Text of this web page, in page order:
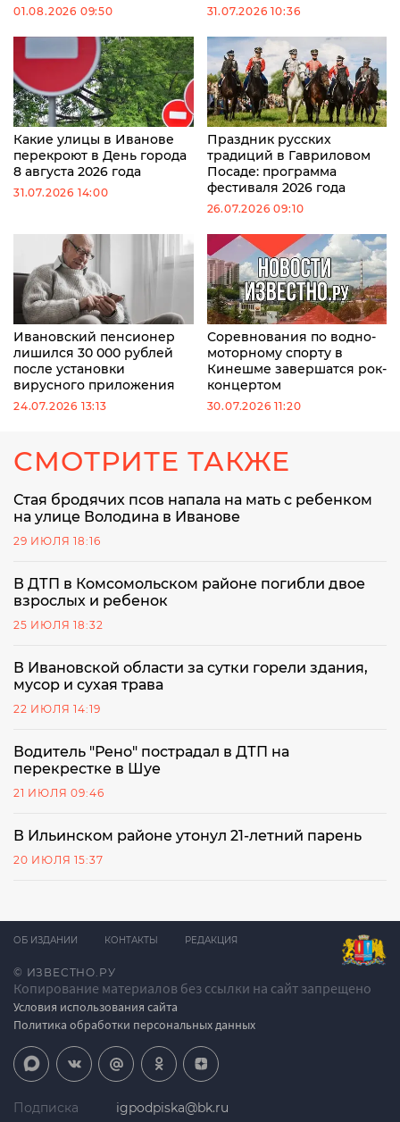
01.08.2026 09:50 31.07.2026 10:36
Какие улицы в Иванове
перекроют в День города
8 августа 2026 года
31.07.2026 14:00
Праздник русских
традиций в Гавриловом
Посаде: программа
фестиваля 2026 года
26.07.2026 09:10
Ивановский пенсионер
лишился 30 000 рублей
после установки
вирусного приложения
24.07.2026 13:13
Соревнования по водно-
моторному спорту в
Кинешме завершатся рок-
концертом
30.07.2026 11:20
СМОТРИТЕ ТАКЖЕ
Стая бродячих псов напала на мать с ребенком
на улице Володина в Иванове
29 ИЮЛЯ 18:16
В ДТП в Комсомольском районе погибли двое
взрослых и ребенок
25 ИЮЛЯ 18:32
В Ивановской области за сутки горели здания,
мусор и сухая трава
22 ИЮЛЯ 14:19
Водитель "Рено" пострадал в ДТП на
перекрестке в Шуе
21 ИЮЛЯ 09:46
В Ильинском районе утонул 21-летний парень
20 ИЮЛЯ 15:37
© ИЗВЕСТНО.РУ
Копирование материалов без ссылки на сайт запрещено
Условия использования сайта
Политика обработки персональных данных
ОБ ИЗДАНИИ КОНТАКТЫ РЕДАКЦИЯ
Подписка igpodpiska@bk.ru